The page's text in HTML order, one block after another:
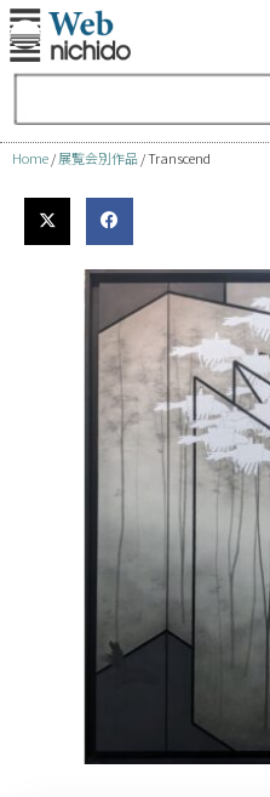
コ
テ
ン
ス
Home/展覧会別作品 / Transcend